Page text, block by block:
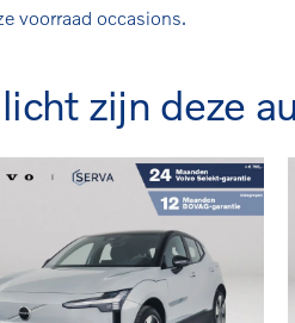
voorraad occasions.
zijn deze